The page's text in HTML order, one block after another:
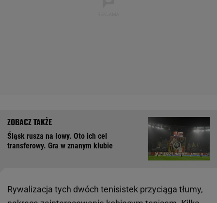
Śląsk rusza na łowy. Oto ich cel
transferowy. Gra w znanym klubie
Rywalizacja tych dwóch tenisistek przyciąga tłumy,